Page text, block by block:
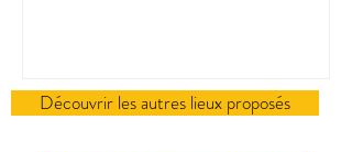
Découvrir les autres lieux proposés